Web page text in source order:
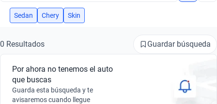
Busca por versión
Busca por marca
Busca por modelo
Busca por versión
Sedan Chery Skin
0 Resultados Guardar búsqueda
Por ahora no tenemos el auto
que buscas
Guarda esta búsqueda y te
avisaremos cuando llegue